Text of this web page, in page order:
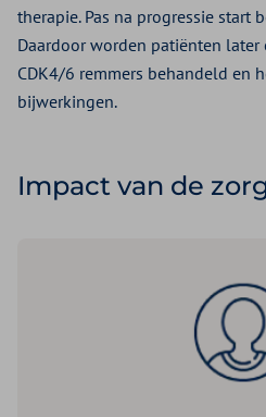
therapie. Pas na progressie start
Daardoor worden patiënten
CDK4/6 remmers behandeld en
bijwerkingen.
Impact van de